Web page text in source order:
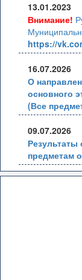
13.01.2023
Внимание!
https://
16.07.2026
О
основного
(Все
09.07.2026
Результаты
предметам